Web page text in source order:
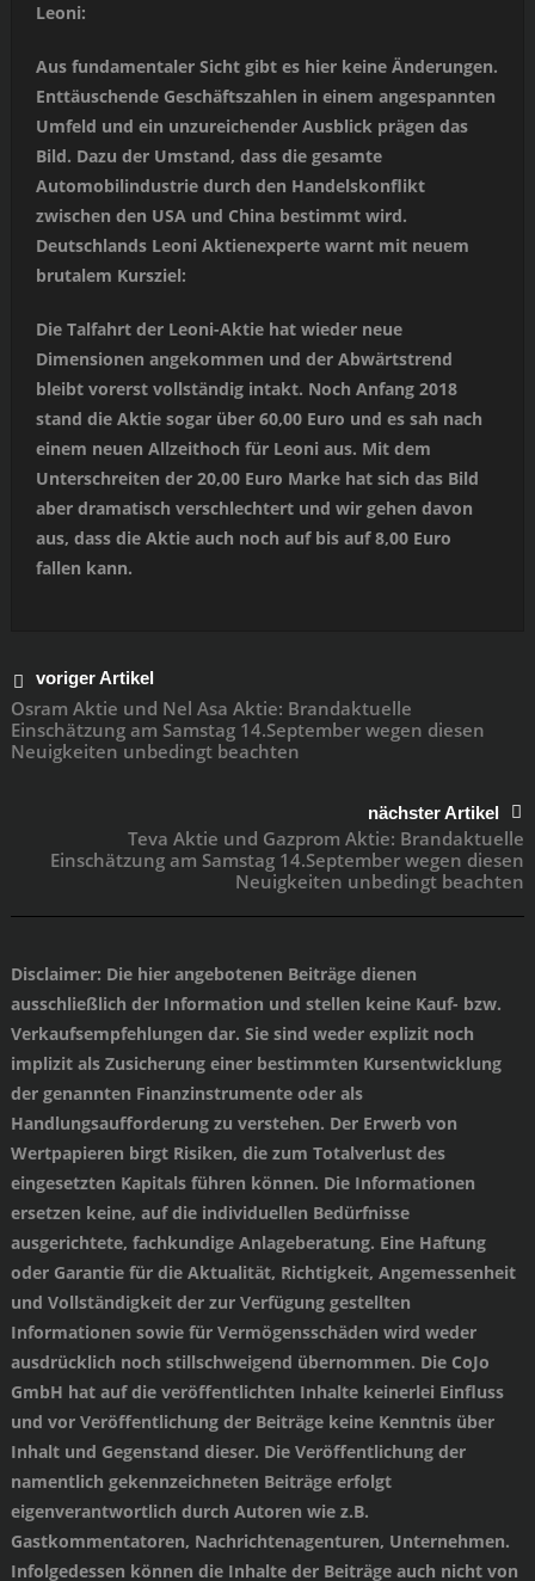
Leoni:
Aus fundamentaler Sicht gibt es hier keine Änderungen.
Enttäuschende Geschäftszahlen in einem angespannten
Umfeld und ein unzureichender Ausblick prägen das
Bild. Dazu der Umstand, dass die gesamte
Automobilindustrie durch den Handelskonflikt
zwischen den USA und China bestimmt wird.
Deutschlands Leoni Aktienexperte warnt mit neuem
brutalem Kursziel:
Die Talfahrt der Leoni-Aktie hat wieder neue
Dimensionen angekommen und der Abwärtstrend
bleibt vorerst vollständig intakt. Noch Anfang 2018
stand die Aktie sogar über 60,00 Euro und es sah nach
einem neuen Allzeithoch für Leoni aus. Mit dem
Unterschreiten der 20,00 Euro Marke hat sich das Bild
aber dramatisch verschlechtert und wir gehen davon
aus, dass die Aktie auch noch auf bis auf 8,00 Euro
fallen kann.
voriger Artikel
Osram Aktie und Nel Asa Aktie: Brandaktuelle
Einschätzung am Samstag 14.September wegen diesen
Neuigkeiten unbedingt beachten
nächster Artikel
Teva Aktie und Gazprom Aktie: Brandaktuelle
Einschätzung am Samstag 14.September wegen diesen
Neuigkeiten unbedingt beachten
Disclaimer: Die hier angebotenen Beiträge dienen
ausschließlich der Information und stellen keine Kauf- bzw.
Verkaufsempfehlungen dar. Sie sind weder explizit noch
implizit als Zusicherung einer bestimmten Kursentwicklung
der genannten Finanzinstrumente oder als
Handlungsaufforderung zu verstehen. Der Erwerb von
Wertpapieren birgt Risiken, die zum Totalverlust des
eingesetzten Kapitals führen können. Die Informationen
ersetzen keine, auf die individuellen Bedürfnisse
ausgerichtete, fachkundige Anlageberatung. Eine Haftung
oder Garantie für die Aktualität, Richtigkeit, Angemessenheit
und Vollständigkeit der zur Verfügung gestellten
Informationen sowie für Vermögensschäden wird weder
ausdrücklich noch stillschweigend übernommen. Die CoJo
GmbH hat auf die veröffentlichten Inhalte keinerlei Einfluss
und vor Veröffentlichung der Beiträge keine Kenntnis über
Inhalt und Gegenstand dieser. Die Veröffentlichung der
namentlich gekennzeichneten Beiträge erfolgt
eigenverantwortlich durch Autoren wie z.B.
Gastkommentatoren, Nachrichtenagenturen, Unternehmen.
Infolgedessen können die Inhalte der Beiträge auch nicht von